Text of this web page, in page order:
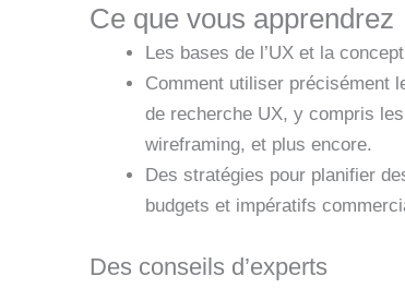
Ce que vous apprendrez
Les bases de l’UX et la
Comment utiliser précisément
de recherche UX, y compris
wireframing, et plus encore.
Des stratégies pour planifier
budgets et impératifs
Des conseils d’experts